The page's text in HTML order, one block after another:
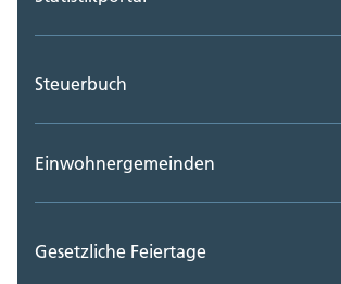
Steuerbuch
Einwohnergemeinden
Gesetzliche Feiertage